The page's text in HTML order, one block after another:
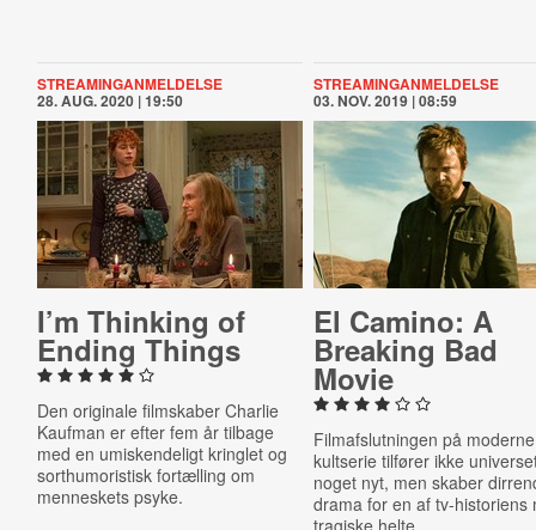
STREAMINGANMELDELSE
28. AUG. 2020 | 19:50
I’m Thinking of
Ending Things
Den originale filmskaber Charlie
Kaufman er efter fem år tilbage
med en umiskendeligt kringlet og
sorthumoristisk fortælling om
menneskets psyke.
STREAMINGANMELDELSE
03. NOV. 2019 | 08:59
El Camino: A
Breaking Bad
Movie
Filmafslutningen på moderne
kultserie tilfører ikke
noget nyt, men skaber
drama for en af tv-historiens
tragiske helte.